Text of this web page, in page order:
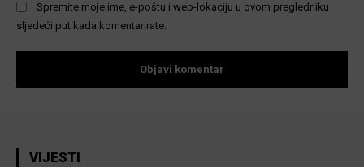
Spremite moje ime, e-poštu i web-lokaciju u ovom pregledniku
sljedeći put kada komentarirate.
VIJESTI